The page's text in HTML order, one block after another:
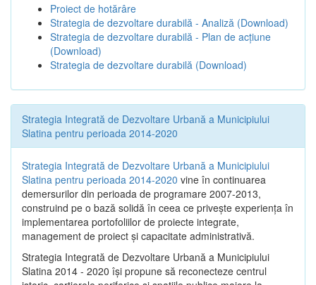
Proiect de hotărâre
Strategia de dezvoltare durabilă - Analiză (Download)
Strategia de dezvoltare durabilă - Plan de acțiune
(Download)
Strategia de dezvoltare durabilă (Download)
Strategia Integrată de Dezvoltare Urbană a Municipiului
Slatina pentru perioada 2014-2020
Strategia Integrată de Dezvoltare Urbană a Municipiului
Slatina pentru perioada 2014-2020 vine în continuarea
demersurilor din perioada de programare 2007-2013,
construind pe o bază solidă în ceea ce priveşte experienţa în
implementarea portofoliilor de proiecte integrate,
management de proiect și capacitate administrativă.
Strategia Integrată de Dezvoltare Urbană a Municipiului
Slatina 2014 - 2020 își propune să reconecteze centrul